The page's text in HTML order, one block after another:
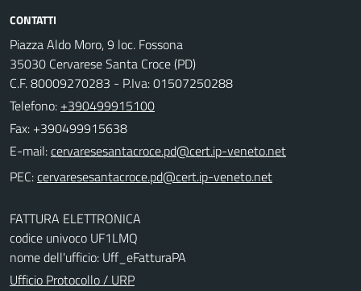
CONTATTI
Piazza Aldo Moro, 9 loc. Fossona
35030 Cervarese Santa Croce (PD)
C.F. 80009270283 - P.Iva: 01507250288
Telefono: +390499915100
Fax: +390499915638
E-mail:
PEC:
FATTURA ELETTRONICA
codice univoco UF1LMQ
nome dell'ufficio: Uff_eFatturaPA
Ufficio Protocollo / URP